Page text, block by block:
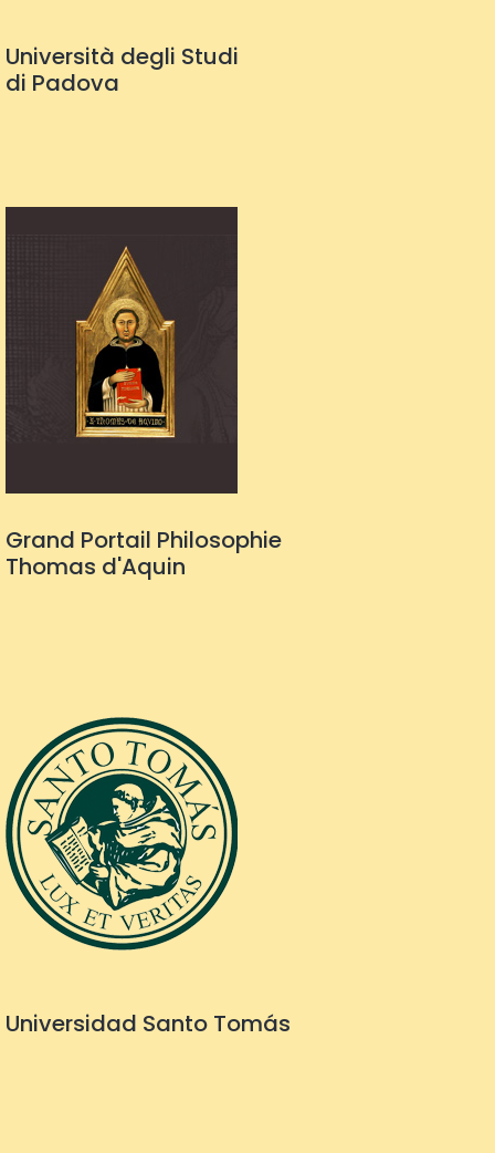
Università degli Studi
di Padova
Grand Portail Philosophie
Thomas d'Aquin
Universidad Santo Tomás